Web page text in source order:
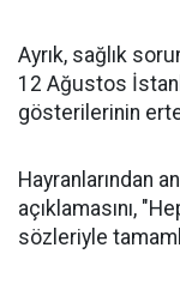
Ayrık, sağlık
12 Ağustos
gösterilerinin
Hayranlarından
açıklamasını,
sözleriyle